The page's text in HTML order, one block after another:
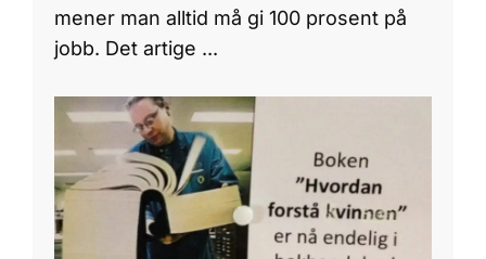
mener man alltid må gi 100 prosent på
jobb. Det artige ...